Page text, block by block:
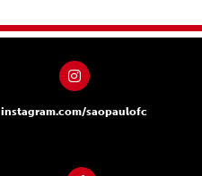
instagram.com/saopaulofc